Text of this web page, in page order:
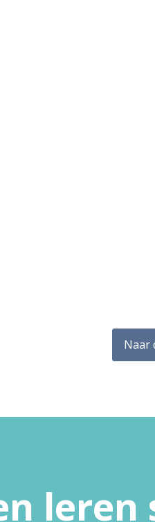
Naar
leren